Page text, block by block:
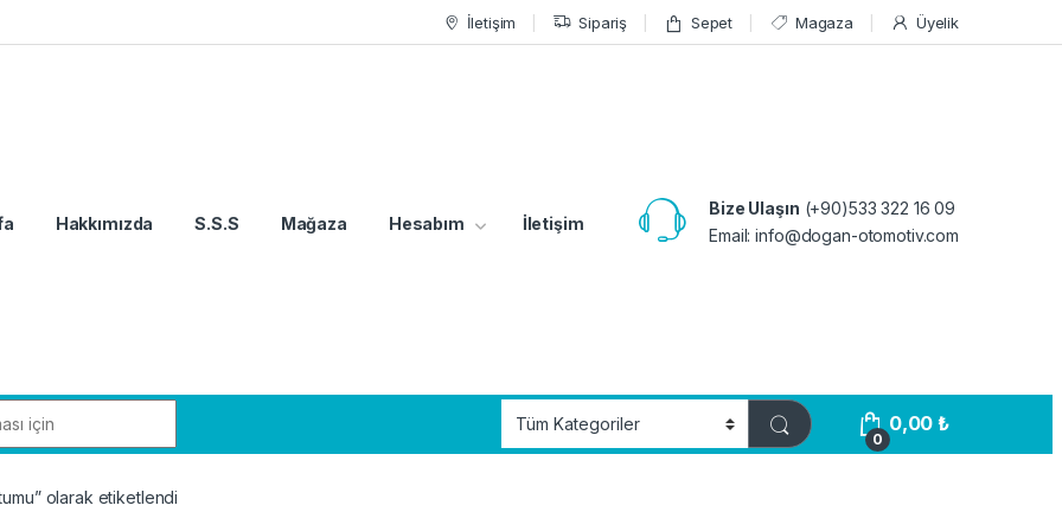
İletişim Sipariş Sepet Magaza Üyelik
Hakkımızda S.S.S Mağaza Hesabım İletişim
Bize Ulaşın (+90)533 322 16 09
Email:info@dogan-otomotiv.com
0
0,00₺
olarak etiketlendi